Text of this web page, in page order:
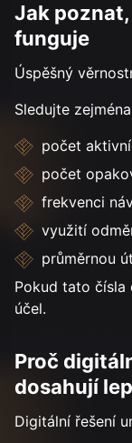
Jak
funguje
Úspěšný
Sledujte
počet
počet
frekvenci
využití
průměrnou
Pokud tato čísla
účel.
Proč
dosahují
Digitální řešení